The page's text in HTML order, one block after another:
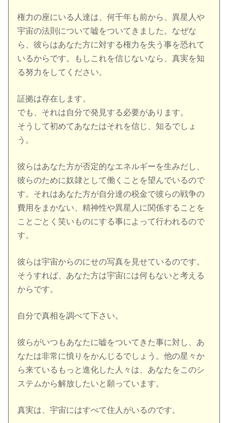
権力の座にいる人達は、何千年も前から、異星人や
宇宙の法則について嘘をついてきました。なぜな
ら、彼らはあなた方に対する権力を失う事を恐れて
いるからです。もしこれを信じないなら、真実を知
る努力をしてください。
証拠は存在します。
でも、それは自分で発見する必要があります。
そうして初めてあなたはそれを信じ、知るでしょ
う。
彼らはあなた方が否定的なエネルギーを生みだし、
彼らのために奴隷として働くことを望んでいるので
す。それはあなた方が自分達の税金で彼らの戦争の
費用をまかない、精神性や異星人に関係することを
ことごとく笑いものにする事によって行われるので
す。
彼らは宇宙からのにせの写真を見せているのです。
そうすれば、あなた方は宇宙には何もないと考える
からです。
自分で真相を調べて下さい。
彼らがいつもあなたに嘘をついてきた事に対し、あ
なたは非常に憤りをかんじるでしょう。他の星々か
ら来ているもっと進化した人々は、あなたをこのシ
ステムから解放したいと願っています。
真実は、宇宙にはすべて住人がいるのです。